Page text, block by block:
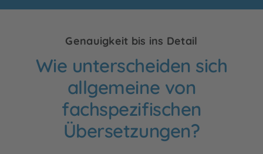
Genauigkeit bis ins Detail
Wie unterscheiden sich
allgemeine von
fachspezifischen
Übersetzungen?